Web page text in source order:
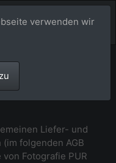
von
Liefer- und
folgenden AGB
Fotografie PUR
verwenden wir